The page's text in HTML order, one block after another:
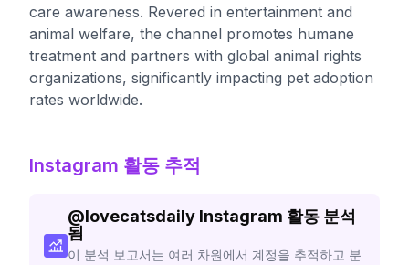
care awareness. Revered in entertainment and
animal welfare, the channel promotes humane
treatment and partners with global animal rights
organizations, significantly impacting pet adoption
rates worldwide.
Instagram 활동 추적
@lovecatsdaily Instagram 활동 분석
됨
이 분석 보고서는 여러 차원에서 계정을 추적하고 분